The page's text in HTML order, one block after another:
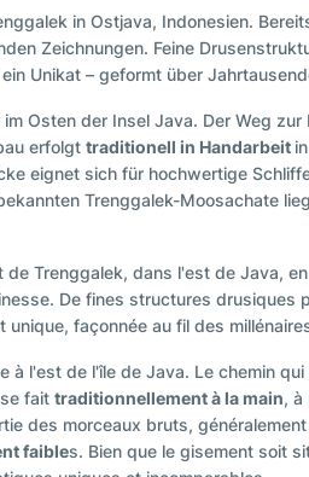
in Ostjava, Indonesien.
Zeichnungen. Feine
Unikat – geformt über
Osten der Insel Java. Der Weg
erfolgt traditionell in Handarbeit
eignet sich für hochwertige
Trenggalek-Moosachate
Trenggalek, dans l'est de Java,
De fines structures drusiques
façonnée au fil des
à l'est de l'île de Java. Le chemin
fait traditionnellement à la main, à
des morceaux bruts,
faibles. Bien que le gisement soit